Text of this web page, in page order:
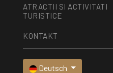
ATRACTII SI ACTIVITATI
TURISTICE
KONTAKT
Deutsch